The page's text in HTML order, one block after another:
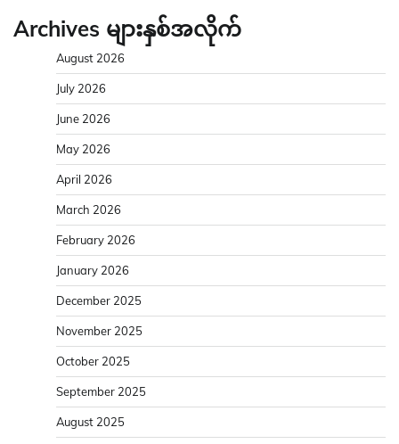
Archives များနှစ်အလိုက်
August 2026
July 2026
June 2026
May 2026
April 2026
March 2026
February 2026
January 2026
December 2025
November 2025
October 2025
September 2025
August 2025